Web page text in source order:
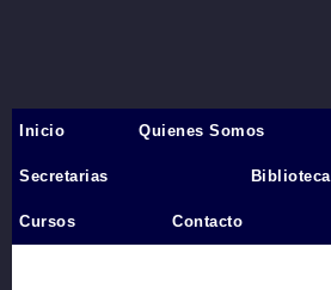
Inicio
Inicio Quienes Somos
Secretarias Biblioteca
Cursos Contacto